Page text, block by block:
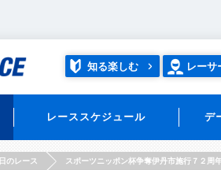
知る楽しむ レーサ
レーススケジュール デ
のレース スポーツニッポン杯争奪伊丹市施行７２周